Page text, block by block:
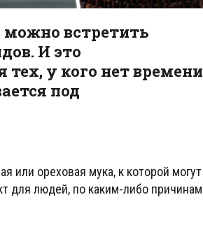
можно встретить
И это
у кого нет времени
под
или ореховая мука, к которой могут
для людей, по каким-либо причинам